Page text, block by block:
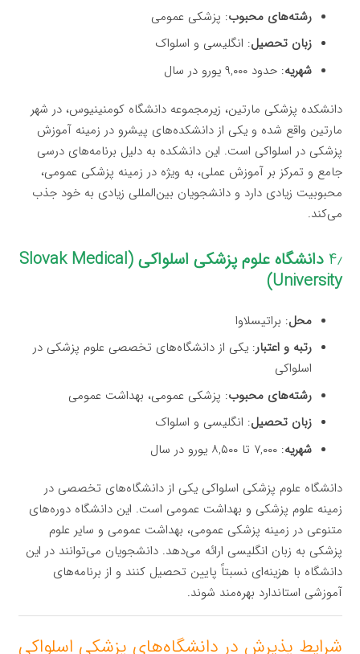
رشته‌های محبوب: پزشکی عمومی
زبان تحصیل: انگلیسی و اسلواک
شهریه: حدود ۹,۰۰۰ یورو در سال
دانشکده پزشکی مارتین، زیرمجموعه دانشگاه کومنینیوس، در شهر
مارتین واقع شده و یکی از دانشکده‌های پیشرو در زمینه آموزش
پزشکی در اسلواکی است. این دانشکده به دلیل برنامه‌های درسی
جامع و تمرکز بر آموزش عملی، به ویژه در زمینه پزشکی عمومی،
محبوبیت زیادی دارد و دانشجویان بین‌المللی زیادی به خود جذب
می‌کند.
۴٫
دانشگاه علوم پزشکی اسلواکی (Slovak Medical
University)
محل: براتیسلاوا
رتبه و اعتبار: یکی از دانشگاه‌های تخصصی علوم پزشکی در
اسلواکی
رشته‌های محبوب: پزشکی عمومی، بهداشت عمومی
زبان تحصیل: انگلیسی و اسلواک
شهریه: ۷,۰۰۰ تا ۸,۵۰۰ یورو در سال
دانشگاه علوم پزشکی اسلواکی یکی از دانشگاه‌های تخصصی در
زمینه علوم پزشکی و بهداشت عمومی است. این دانشگاه دوره‌های
متنوعی در زمینه پزشکی عمومی، بهداشت عمومی و سایر علوم
پزشکی به زبان انگلیسی ارائه می‌دهد. دانشجویان می‌توانند در این
دانشگاه با هزینه‌ای نسبتاً پایین تحصیل کنند و از برنامه‌های
آموزشی استاندارد بهره‌مند شوند.
شرایط پذیرش در دانشگاه‌های پزشکی اسلواکی